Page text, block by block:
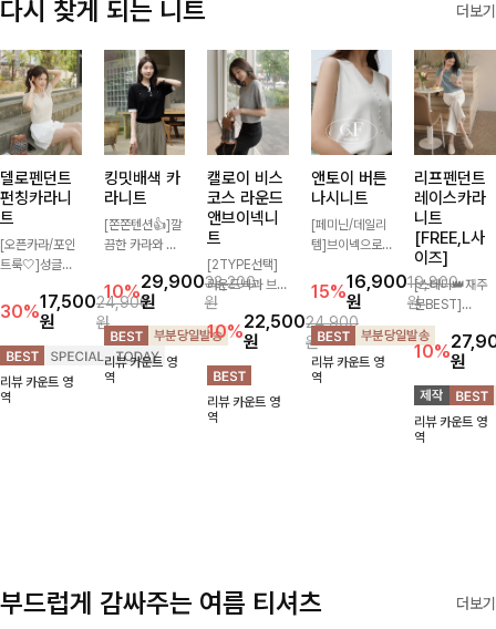
다시 찾게 되는 니트 더보기
델로펜던트
펀칭카라니
트
[오픈카라/포인
트룩🤍]성글한
통기성 느껴지는
카라 니트! 내추
럴하게 떨어지는
여유핏에 오픈
카라 디테일 더
해져 꾸안꾸 무
30%17,500
원
24,900
원
리뷰 카운트 영
역
킹밋배색 카
라니트
[쫀쫀텐션👍]깔
끔한 카라와 반
만나 하나만 입
어도 완성도 높
은 스타일링을
연출해드려요 부
담 없이 즐기기
좋은 데일리 니
10%29,900
원
33,200
원
리뷰 카운트 영
역
캘로이 비스
코스 라운드
앤브이넥니
트
[2TYPE선택]
라운드넥과 브이
넥 두 가지 디자
인으로 취향에
맞게 선택 가능
한 베이직 니트
🤍 깔끔한 실루
엣과 부드러운
착용감으로 단독
10%22,500
원
24,900
원
리뷰 카운트 영
역
앤토이 버튼
나시니트
[페미닌/데일리
템]브이넥으로
베이직한 디자인
의이너로 단독으
로도 언제나 만
능 아이템!산뜻
한 여름, 시원하
게 보내요 :) ♡
15%16,900
원
19,800
원
리뷰 카운트 영
역
리프펜던트
레이스카라
니트
[FREE,L사
이즈]
[스테디👑재주
문BEST]
사랑스러움 가득
담은 카라 니트
에 펜던트 포인
트까지 톡-톡 얼
굴을 밝혀주는
컬러와 함께 해
요-
10%원
리뷰 카운트 영
역
부드럽게 감싸주는 여름 티셔츠 더보기